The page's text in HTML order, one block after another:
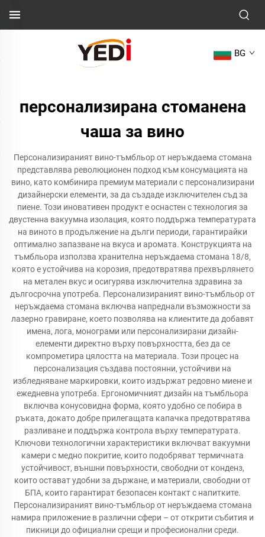
BG
персонализирана стоманена
чаша за вино
Персонализираният вино-тъмбльор от неръждаема стомана
представлява революционен подход към консумацията на
вино, като комбинира премиум материали с персонализирани
дизайнерски елементи, за да създаде изключителен съд за
пиене. Този иновативен продукт е оснастен с технология за
двустенна вакуумна изолация, която поддържа температурата
на виното в продължение на дълги периоди, гарантирайки
оптимално запазване на вкуса и аромата. Конструкцията на
тъмбльора използва хранителна неръждаема стомана 18/8,
която е устойчива на корозия, предотвратява прехвърлянето
на метален вкус и осигурява изключителна здравина за
дългосрочна употреба. Персонализираният вино-тъмбльор от
неръждаема стомана включва напреднали възможности за
лазерно гравиране, което позволява на клиентите да добавят
имена, лога, монограми или персонализирани дизайн-
елементи директно върху повърхността, без да се
компрометира цялостта на материала. Този процес на
персонализация създава постоянни, устойчиви на
избледняване маркировки, които издържат редовно миене и
ежедневна употреба. Ергономичният дизайн на тъмбльора
включва конусовидна форма, която удобно се побира в
ръката, докато добре прилегащата капачка предотвратява
разливане и поддържа контрола върху температурата.
Ключови технологични характеристики включват вакуумни
камери с медно покритие, които подобряват термичната
устойчивост, външни повърхности, свободни от конденз,
които остават удобни за държане, и материали, свободни от
БПА, които гарантират безопасен контакт с напитките.
Персонализираният вино-тъмбльор от неръждаема стомана
намира приложение в различни сфери – от открити събития и
пикници до официални срещи и професионални среди.